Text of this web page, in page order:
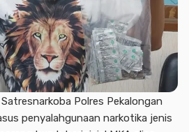
Polres Pekalongan
penyalahgunaan narkotika jenis